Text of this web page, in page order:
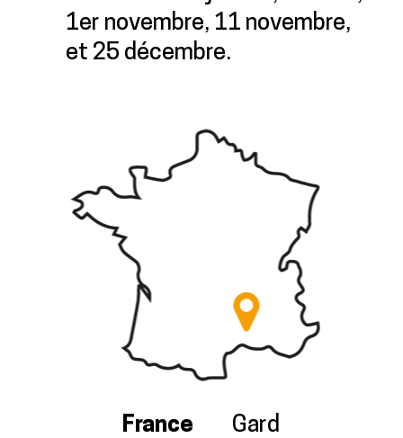
1er novembre, 11 novembre,
et 25 décembre.
France Gard